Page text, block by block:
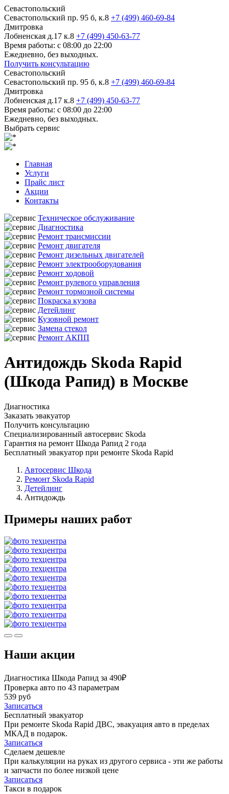
Севастопольский
Севастопольский пр. 95 б, к.8 +7 (499) 460-69-84
Дмитровка
Лобненская д.17 к.8 +7 (499) 450-63-77
Время работы: с 08:00 до 22:00
Ежедневно, без выходных.
Получить консультацию
Севастопольский
Севастопольский пр. 95 б, к.8 +7 (499) 460-69-84
Дмитровка
Лобненская д.17 к.8 +7 (499) 450-63-77
Время работы: с 08:00 до 22:00
Ежедневно, без выходных.
Выбрать сервис
Главная
Услуги
Прайс лист
Акции
Контакты
Техническое обслуживание
Диагностика
Ремонт трансмиссии
Ремонт двигателя
Ремонт дизельных двигателей
Ремонт электрооборудования
Ремонт ходовой
Ремонт рулевого управления
Ремонт тормозной системы
Покраска кузова
Детейлинг
Кузовной ремонт
Замена стекол
Ремонт АКПП
Антидождь Skoda Rapid
(Шкода Рапид) в Москве
Диагностика
Заказать эвакуатор
Получить консультацию
Специализированный автосервис Skoda
Гарантия на ремонт Шкода Рапид 2 года
Бесплатный эвакуатор при ремонте Skoda Rapid
Автосервис Шкода
Ремонт Skoda Rapid
Детейлинг
Антидождь
Примеры наших работ
Наши акции
Диагностика Шкода Рапид за 490₽
Проверка авто по 43 параметрам
539 руб
Записаться
Бесплатный эвакуатор
При ремонте Skoda Rapid ДВС, эвакуация авто в пределах
МКАД в подарок.
Записаться
Сделаем дешевле
При калькуляции на руках из другого сервиса - эти же работы
и запчасти по более низкой цене
Записаться
Такси в подарок